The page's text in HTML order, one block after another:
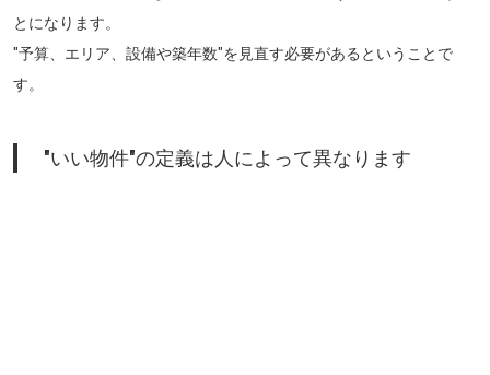
とになります。
"予算、エリア、設備や築年数"を見直す必要があるということで
す。
"いい物件"の定義は人によって異なります